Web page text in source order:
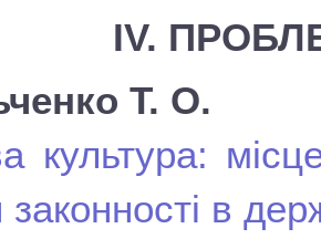
ІV.
Т. О.
культура:
в